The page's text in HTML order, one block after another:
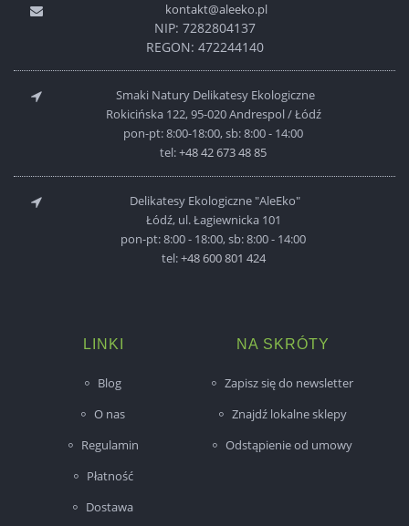
kontakt@aleeko.pl
NIP: 7282804137
REGON: 472244140
Smaki Natury Delikatesy Ekologiczne
Rokicińska 122, 95-020 Andrespol / Łódź
pon-pt: 8:00-18:00, sb: 8:00 - 14:00
tel:+48 42 673 48 85
Delikatesy Ekologiczne "AleEko"
Łódź, ul. Łagiewnicka 101
pon-pt: 8:00 - 18:00, sb: 8:00 - 14:00
tel:+48 600 801 424
LINKI
Blog
O nas
Regulamin
Płatność
Dostawa
NA SKRÓTY
Zapisz się do newsletter
Znajdź lokalne sklepy
Odstąpienie od umowy